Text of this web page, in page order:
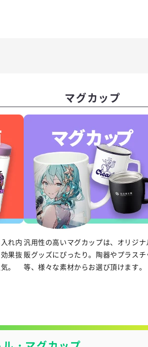
れ内
果抜
。
マグカップ
汎用性の高いマグカップは、オリジナ
販グッズにぴったり。陶器やプラスチ
等、様々な素材からお選び頂けます。